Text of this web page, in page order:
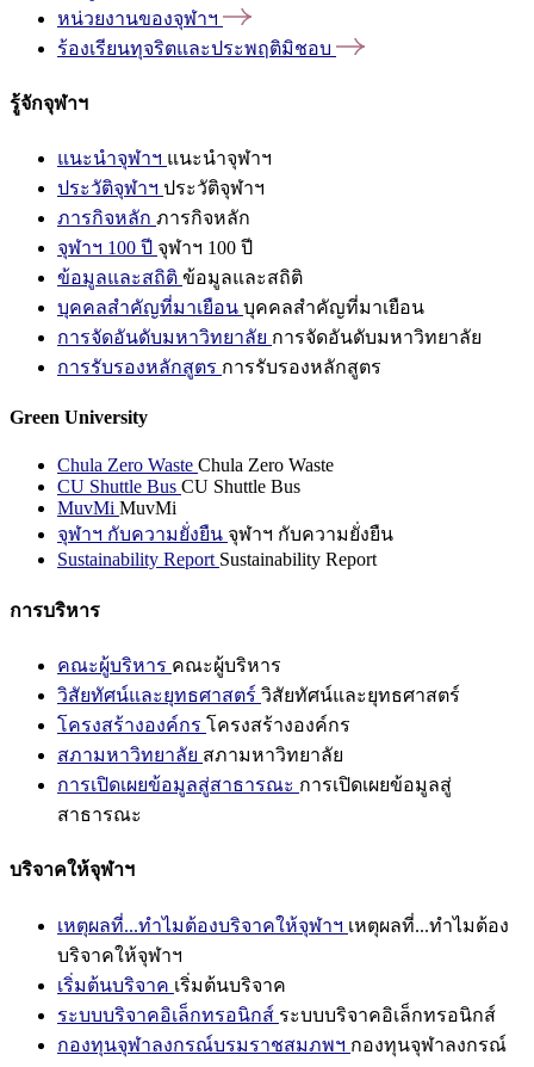
หน่วยงานของจุฬาฯ
ร้องเรียนทุจริตและประพฤติมิชอบ
รู้จักจุฬาฯ
แนะนำจุฬาฯ แนะนำจุฬาฯ
ประวัติจุฬาฯ ประวัติจุฬาฯ
ภารกิจหลัก ภารกิจหลัก
จุฬาฯ 100 ปี จุฬาฯ 100 ปี
ข้อมูลและสถิติ ข้อมูลและสถิติ
บุคคลสำคัญที่มาเยือน บุคคลสำคัญที่มาเยือน
การจัดอันดับมหาวิทยาลัย การจัดอันดับมหาวิทยาลัย
การรับรองหลักสูตร การรับรองหลักสูตร
Green University
Chula Zero Waste Chula Zero Waste
CU Shuttle Bus CU Shuttle Bus
MuvMi MuvMi
จุฬาฯ กับความยั่งยืน จุฬาฯ กับความยั่งยืน
Sustainability Report Sustainability Report
การบริหาร
คณะผู้บริหาร คณะผู้บริหาร
วิสัยทัศน์และยุทธศาสตร์ วิสัยทัศน์และยุทธศาสตร์
โครงสร้างองค์กร โครงสร้างองค์กร
สภามหาวิทยาลัย สภามหาวิทยาลัย
การเปิดเผยข้อมูลสู่สาธารณะ การเปิดเผยข้อมูลสู่
สาธารณะ
บริจาคให้จุฬาฯ
เหตุผลที่...ทำไมต้องบริจาคให้จุฬาฯ เหตุผลที่...ทำไมต้อง
บริจาคให้จุฬาฯ
เริ่มต้นบริจาค เริ่มต้นบริจาค
ระบบบริจาคอิเล็กทรอนิกส์ ระบบบริจาคอิเล็กทรอนิกส์
กองทุนจุฬาลงกรณ์บรมราชสมภพฯ กองทุนจุฬาลงกรณ์